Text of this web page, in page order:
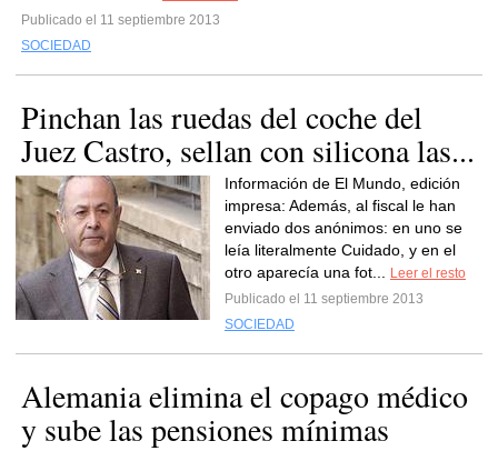
Publicado el 11 septiembre 2013
SOCIEDAD
Pinchan las ruedas del coche del
Juez Castro, sellan con silicona las...
Información de El Mundo, edición
impresa: Además, al fiscal le han
enviado dos anónimos: en uno se
leía literalmente Cuidado, y en el
otro aparecía una fot...
Leer el resto
Publicado el 11 septiembre 2013
SOCIEDAD
Alemania elimina el copago médico
y sube las pensiones mínimas